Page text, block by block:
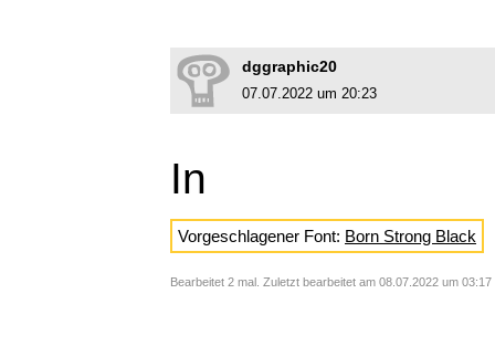
dggraphic20
07.07.2022 um 20:23
In
Vorgeschlagener Font: Born Strong Black
Bearbeitet 2 mal. Zuletzt bearbeitet am 08.07.2022 um